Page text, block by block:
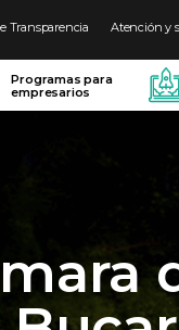
Transparencia Atención y
Programas para
empresarios